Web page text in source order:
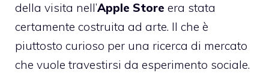
della visita nell’Apple Store era stata
certamente costruita ad arte. Il che è
piuttosto curioso per una ricerca di mercato
che vuole travestirsi da esperimento sociale.